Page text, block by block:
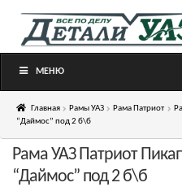
Перейти
Перейти
МЕНЮ
Главная Рамы УАЗ Рама Патриот
“Даймос” под 2 б\б
Рама УАЗ Патриот
“Даймос” под 2 б\б